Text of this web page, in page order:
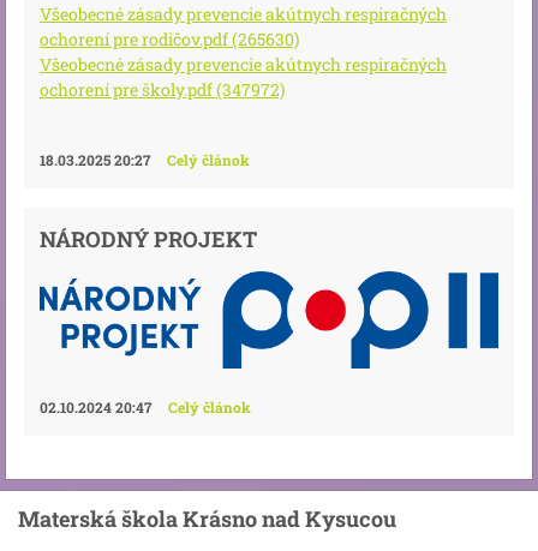
Všeobecné zásady prevencie akútnych respiračných
ochorení pre rodičov.pdf (265630)
Všeobecné zásady prevencie akútnych respiračných
ochorení pre školy.pdf (347972)
18.03.2025 20:27 Celý článok
NÁRODNÝ PROJEKT
02.10.2024 20:47 Celý článok
Materská škola Krásno nad Kysucou